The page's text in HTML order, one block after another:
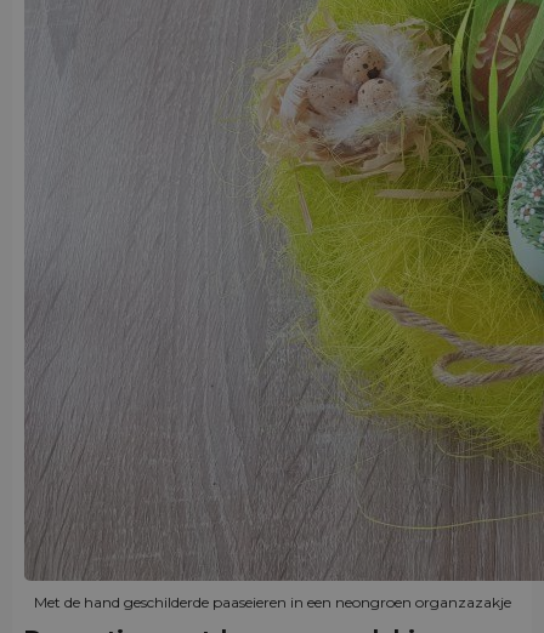
Met de hand geschilderde paaseieren in een neongroen organzazakje